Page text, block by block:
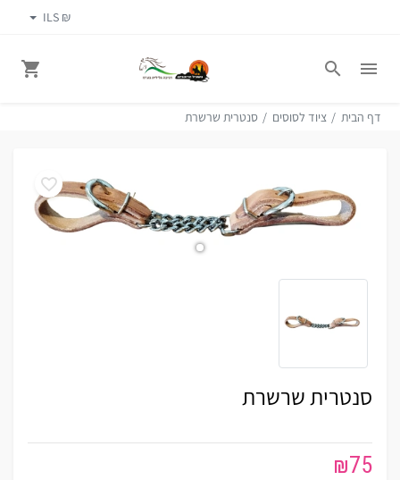
₪ ILS
דף הבית ציוד לסוסים סנטרית שרשרת
סנטרית שרשרת
₪75